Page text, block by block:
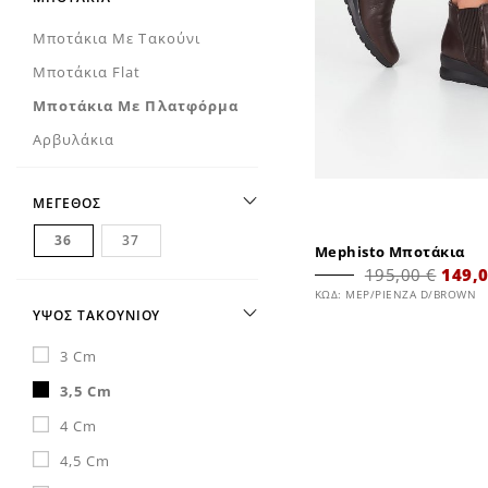
Mephisto Μποτάκια
195,00 €
ΚΩΔ: MEP/PIENZA D/BROWN
Μποτάκια Με Τακούνι
Μποτάκια Flat
Μποτάκια Με Πλατφόρμα
Αρβυλάκια
ΜΕΓΕΘΟΣ
36
37
ΥΨΟΣ ΤΑΚΟΥΝΙΟΥ
3 Cm
3,5 Cm
4 Cm
4,5 Cm